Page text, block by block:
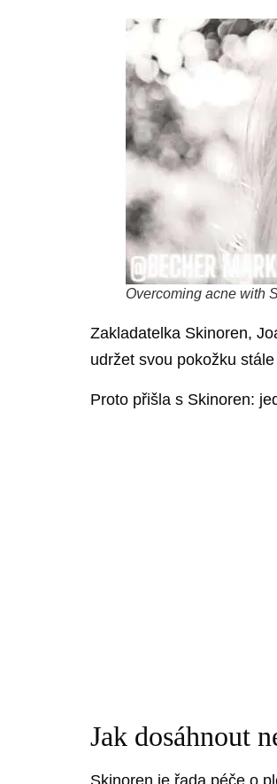
Overcoming acne with
Zakladatelka Skinoren,
udržet svou pokožku
Proto přišla s Skinoren:
Jak dosáhnout
Skinoren je řada péče o